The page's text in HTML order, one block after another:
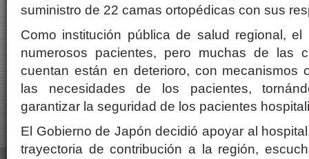
suministro de 22 camas ortopédicas con sus
Como institución pública de salud regional,
numerosos pacientes, pero muchas de las
cuentan están en deterioro, con mecanismos
las necesidades de los pacientes,
garantizar la seguridad de los pacientes
El Gobierno de Japón decidió apoyar al
trayectoria de contribución a la región,